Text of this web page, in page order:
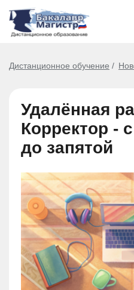
Дистанционное обучение
Удалённая
Корректор -
до запятой